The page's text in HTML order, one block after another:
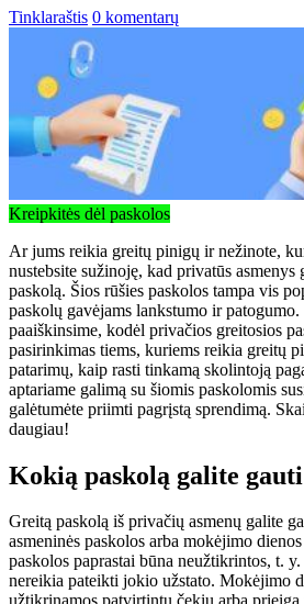
Tinklaraštis 0 komentarų
Kreipkitės dėl paskolos
Ar jums reikia greitų pinigų ir nežinote,
nustebsite sužinoję, kad privatūs
paskolą. Šios rūšies paskolos tampa vis
paskolų gavėjams lankstumo ir patogumo.
paaiškinsime, kodėl privačios greitosios
pasirinkimas tiems, kuriems reikia greitų
patarimų, kaip rasti tinkamą skolintoją
aptariame galimą su šiomis paskolomis
galėtumėte priimti pagrįstą sprendimą.
daugiau!
Kokią paskolą galite
Greitą paskolą iš privačių asmenų galite
asmeninės paskolos arba mokėjimo
paskolos paprastai būna neužtikrintos, t.
nereikia pateikti jokio užstato. Mokėjimo